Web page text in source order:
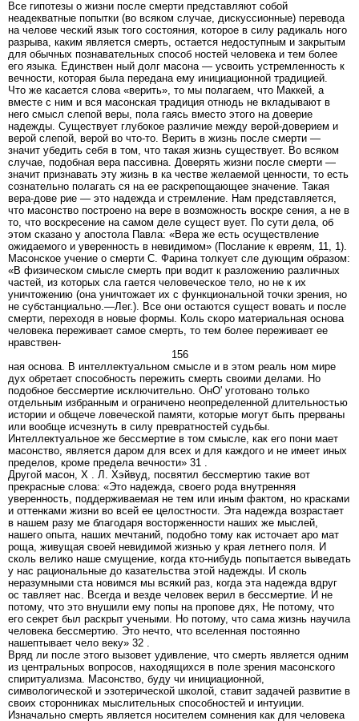
Все гипотезы о жизни после смерти представляют собой
неадекватные попытки (во всяком случае, дискуссионные) перевода
на челове ческий язык того состояния, которое в силу радикаль ного
разрыва, каким является смерть, остается недоступным и закрытым
для обычных познавательных способ ностей человека и тем более
его языка. Единствен ный долг масона — усвоить устремленность к
вечности, которая была передана ему инициационной традицией.
Что же касается слова «верить», то мы полагаем, что Маккей, а
вместе с ним и вся масонская традиция отнюдь не вкладывают в
него смысл слепой веры, пола гаясь вместо этого на доверие
надежды. Существует глубокое различие между верой-доверием и
верой слепой, верой во что-то. Верить в жизнь после смерти —
значит убедить себя в том, что такая жизнь существует. Во всяком
случае, подобная вера пассивна. Доверять жизни после смерти —
значит признавать эту жизнь в ка честве желаемой ценности, то есть
сознательно полагать ся на ее раскрепощающее значение. Такая
вера-дове рие — это надежда и стремление. Нам представляется,
что масонство построено на вере в возможность воскре сения, а не в
то, что воскресение на самом деле сущест вует. По сути дела, об
этом сказано у апостола Павла: «Вера же есть осуществление
ожидаемого и уверенность в невидимом» (Послание к евреям, 11, 1).
Масонское учение о смерти С. Фарина толкует сле дующим образом:
«В физическом смысле смерть при водит к разложению различных
частей, из которых сла гается человеческое тело, но не к их
уничтожению (она уничтожает их с функциональной точки зрения, но
не субстанциально.—Лег.). Все они остаются сущест вовать и после
смерти, переходя в новые формы. Коль скоро материальная основа
человека переживает самое смерть, то тем более переживает ее
нравствен-
156
ная основа. В интеллектуальном смысле и в этом реаль ном мире
дух обретает способность пережить смерть своими делами. Но
подобное бессмертие исключительно. ОнО' уготовано только
отдельным избранным и ограничено неопределенной длительностью
истории и общече ловеческой памяти, которые могут быть прерваны
или вообще исчезнуть в силу превратностей судьбы.
Интеллектуальное же бессмертие в том смысле, как его пони мает
масонство, является даром для всех и для каждого и не имеет иных
пределов, кроме предела вечности» 31 .
Другой масон, X . Л. Хэйвуд, посвятил бессмертию такие вот
прекрасные слова: «Это надежда, своего рода внутренняя
уверенность, поддерживаемая не тем или иным фактом, но красками
и оттенками жизни во всей ее целостности. Эта надежда возрастает
в нашем разу ме благодаря восторженности наших же мыслей,
нашего опыта, наших мечтаний, подобно тому как источает аро мат
роща, живущая своей невидимой жизнью у края летнего поля. И
сколь велико наше смущение, когда кто-нибудь попытается выведать
у нас рациональные до казательства этой надежды. И сколь
неразумными ста новимся мы всякий раз, когда эта надежда вдруг
ос тавляет нас. Всегда и везде человек верил в бессмертие. И не
потому, что это внушили ему попы на пропове дях, Не потому, что
его секрет был раскрыт учеными. Но потому, что сама жизнь научила
человека бессмертию. Это нечто, что вселенная постоянно
нашептывает чело веку» 32 .
Вряд ли после этого вызовет удивление, что смерть является одним
из центральных вопросов, находящихся в поле зрения масонского
спиритуализма. Масонство, буду чи инициационной,
символогической и эзотерической школой, ставит задачей развитие в
своих сторонниках мыслительных способностей и интуиции.
Изначально смерть является носителем сомнения как для человека